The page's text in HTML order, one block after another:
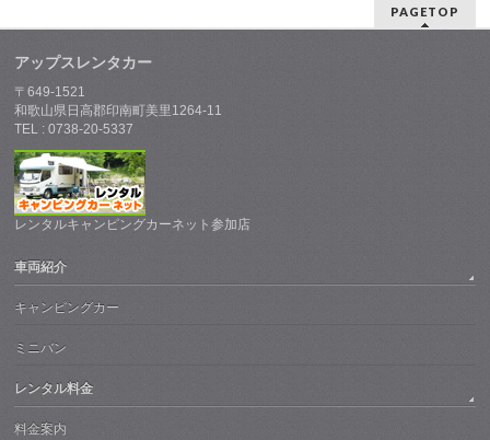
PAGETOP
アップスレンタカー
〒649-1521
和歌山県日高郡印南町美里1264-11
TEL : 0738-20-5337
レンタルキャンピングカーネット参加店
車両紹介
キャンピングカー
ミニバン
レンタル料金
料金案内